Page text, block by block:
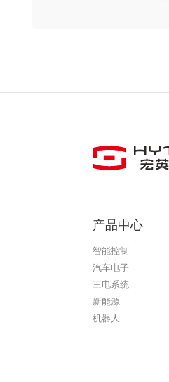
产品中心
智能控制
汽车电子
三电系统
新能源
机器人